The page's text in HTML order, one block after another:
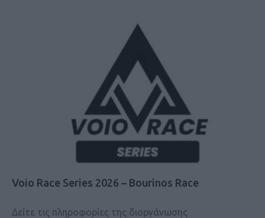
Voio Race Series 2026 – Bourinos Race
Δείτε τις πληροφορίες της διοργάνωσης